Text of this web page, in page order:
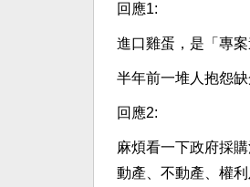
回應1:
進口雞蛋，是「專案
半年前一堆人抱怨
回應2:
麻煩看一下政府採
動產、不動產、權